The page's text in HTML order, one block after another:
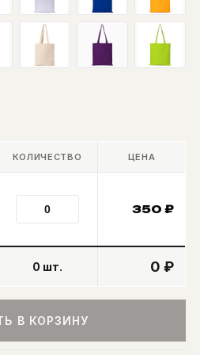
КОЛИЧЕСТВО ЦЕНА
350 ₽
0 шт. 0 ₽
В КОРЗИНУ